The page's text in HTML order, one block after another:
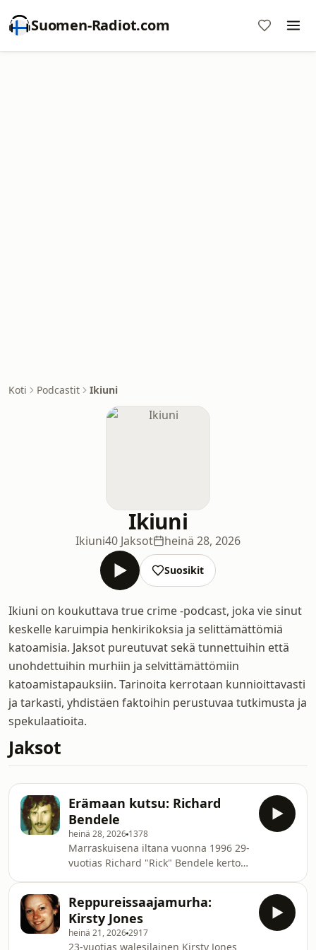
Suomen-Radiot.com
Koti Podcastit Ikiuni
Ikiuni
Ikiuni40 Jaksot heinä 28, 2026
Suosikit
Ikiuni on koukuttava true crime -podcast, joka vie sinut
keskelle karuimpia henkirikoksia ja selittämättömiä
katoamisia. Jaksot pureutuvat sekä tunnettuihin että
unohdettuihin murhiin ja selvittämättömiin
katoamistapauksiin. Tarinoita kerrotaan kunnioittavasti
ja tarkasti, yhdistäen faktoihin perustuvaa tutkimusta ja
spekulaatioita.
Jaksot
Erämaan kutsu: Richard
Bendele
heinä 28, 2026 1378
Marraskuisena iltana vuonna 1996 29-
vuotias Richard "Rick" Bendele kertoi
oli metsästänyt usein
aiemminkin.Noin iltakuudelta hän
soitti autostaan äidilleen kertoen
Reppureissaajamurha:
Kirsty Jones
heinä 21, 20262917
23-vuotias walesilainen Kirsty Jones